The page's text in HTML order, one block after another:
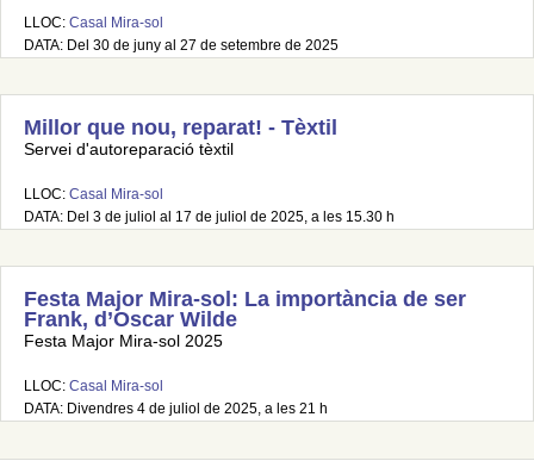
LLOC: Casal Mira-sol
DATA: Del 30 de juny al 27 de setembre de 2025
Millor que nou, reparat! - Tèxtil
Servei d'autoreparació tèxtil
LLOC: Casal Mira-sol
DATA: Del 3 de juliol al 17 de juliol de 2025, a les 15.30 h
Festa Major Mira-sol: La importància de ser
Frank, d’Oscar Wilde
Festa Major Mira-sol 2025
LLOC: Casal Mira-sol
DATA: Divendres 4 de juliol de 2025, a les 21 h